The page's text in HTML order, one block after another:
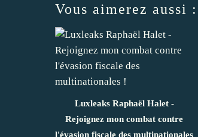
Vous aimerez aussi :
Luxleaks Raphaël Halet -
Rejoignez mon combat contre
l'évasion fiscale des multinationales